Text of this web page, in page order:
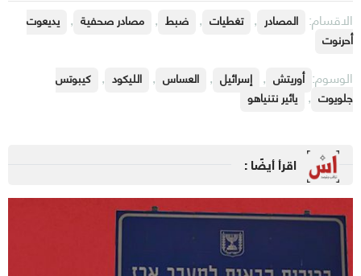
الاقسام: المصادر , تغطيات , ضبط , مصادر صحفية , يديعوت
أحرنوت
الوسوم: أوريتش , إسرائيل , العساس , الليكود , كيبوتس
جلويوت , يائير نتنياهو
اقرأ أيضًا :